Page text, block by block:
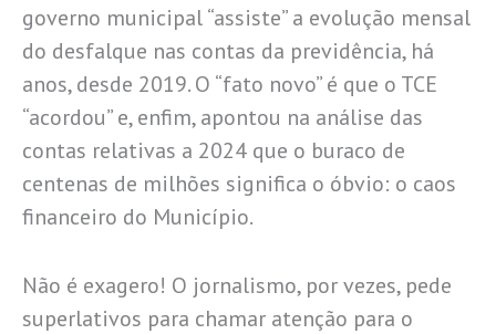
governo municipal “assiste” a evolução mensal
do desfalque nas contas da previdência, há
anos, desde 2019. O “fato novo” é que o TCE
“acordou” e, enfim, apontou na análise das
contas relativas a 2024 que o buraco de
centenas de milhões significa o óbvio: o caos
financeiro do Município.
Não é exagero! O jornalismo, por vezes, pede
superlativos para chamar atenção para o